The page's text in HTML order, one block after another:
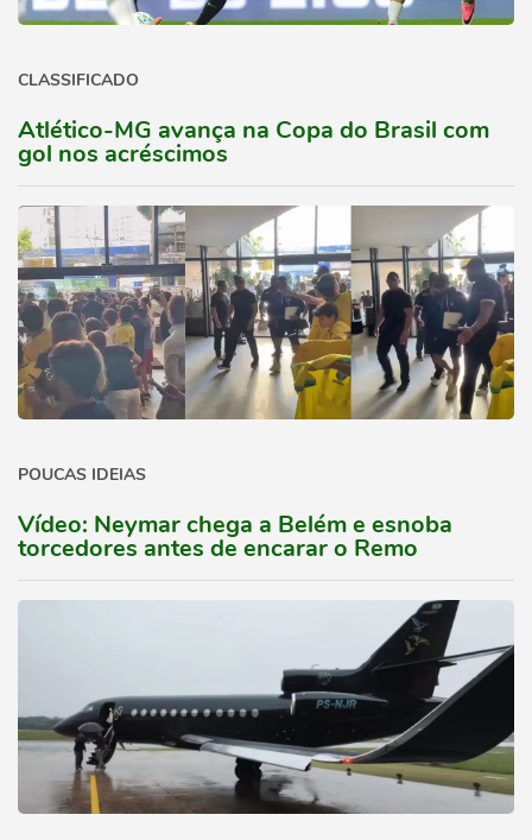
CLASSIFICADO
Atlético-MG avança na Copa do Brasil com
gol nos acréscimos
POUCAS IDEIAS
Vídeo: Neymar chega a Belém e esnoba
torcedores antes de encarar o Remo